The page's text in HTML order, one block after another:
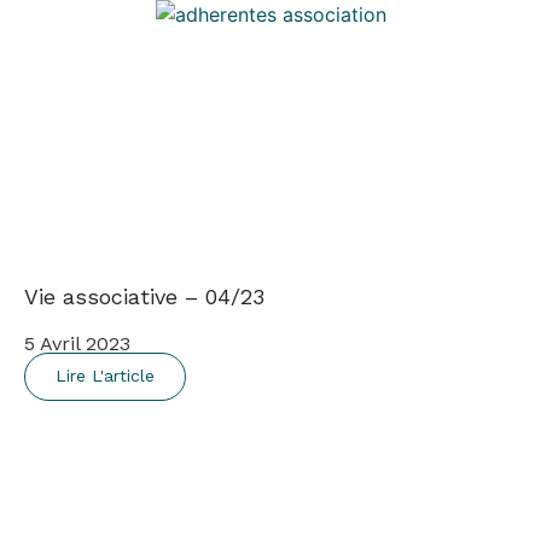
Vie associative – 04/23
5 Avril 2023
Lire L'article